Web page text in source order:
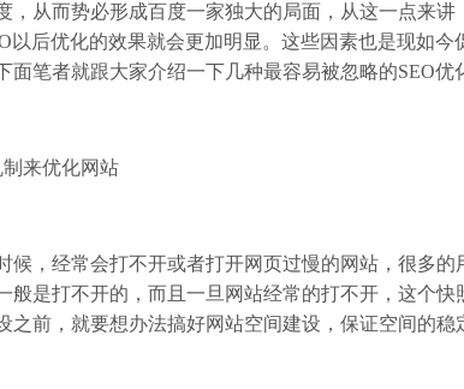
，从而势必形成百度一家独大的局面，从这一点来
以后优化的效果就会更加明显。这些因素也是现如
面笔者就跟大家介绍一下几种最容易被忽略的SEO优
来优化网站
候，经常会打不开或者打开网页过慢的网站，很多
般是打不开的，而且一旦网站经常的打不开，这个
之前，就要想办法搞好网站空间建设，保证空间的稳